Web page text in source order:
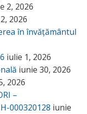
2, 2026
2026
în învățământul
iulie 1, 2026
iunie 30, 2026
2026
–
000320128 iunie